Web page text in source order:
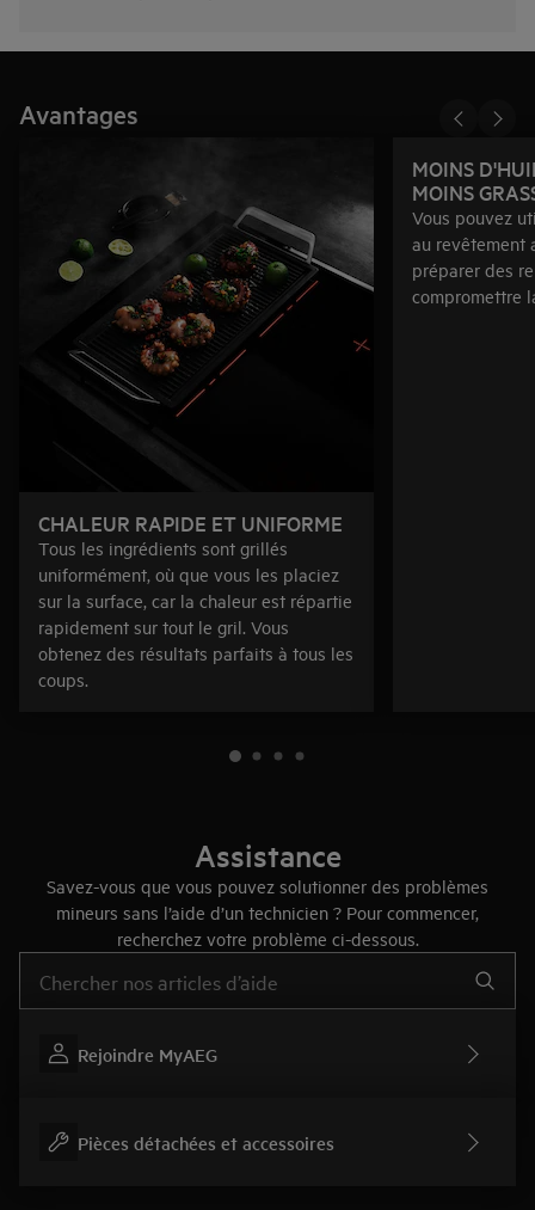
Avantages
CHALEUR RAPIDE ET UNIFORME
Tous les ingrédients sont grillés
uniformément, où que vous les placiez
sur la surface, car la chaleur est répartie
rapidement sur tout le gril. Vous
obtenez des résultats parfaits à tous les
coups.
MOINS
MOINS
Vous pouvez
au revêtement
préparer des
compromettre
Assistance
Savez-vous que vous pouvez solutionner des problèmes
mineurs sans l’aide d’un technicien ? Pour commencer,
recherchez votre problème ci-dessous.
Rejoindre MyAEG
Pièces détachées et accessoires